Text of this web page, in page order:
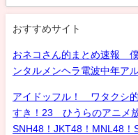
おすすめサイト
おネコさん的まとめ速報
ンタルメンヘラ電波中年ア
アイドッフル！ ワタクシ
すき！23 ひうらのアニメ
SNH48！JKT48！MNL48！